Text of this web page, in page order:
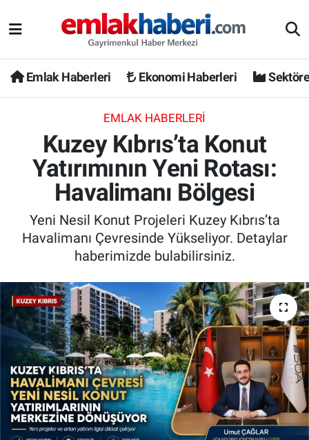
Emlak Haberleri Ekonomi Haberleri
EMLAK HABERLERI
Kuzey Kıbrıs’ta Konut
Yatırımının Yeni Rotası:
Havalimanı Bölgesi
Yeni Nesil Konut Projeleri Kuzey Kıbrıs’ta
Havalimanı Çevresinde Yükseliyor. Detaylar
haberimizde bulabilirsiniz.